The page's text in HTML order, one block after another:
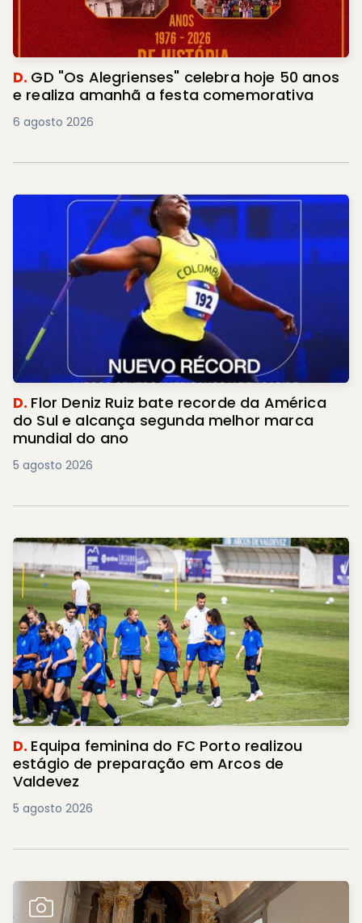
D. GD "Os Alegrienses" celebra hoje 50 anos
e realiza amanhã a festa comemorativa
6 agosto 2026
D. Flor Deniz Ruiz bate recorde da América
do Sul e alcança segunda melhor marca
mundial do ano
5 agosto 2026
D. Equipa feminina do FC Porto realizou
estágio de preparação em Arcos de
Valdevez
5 agosto 2026